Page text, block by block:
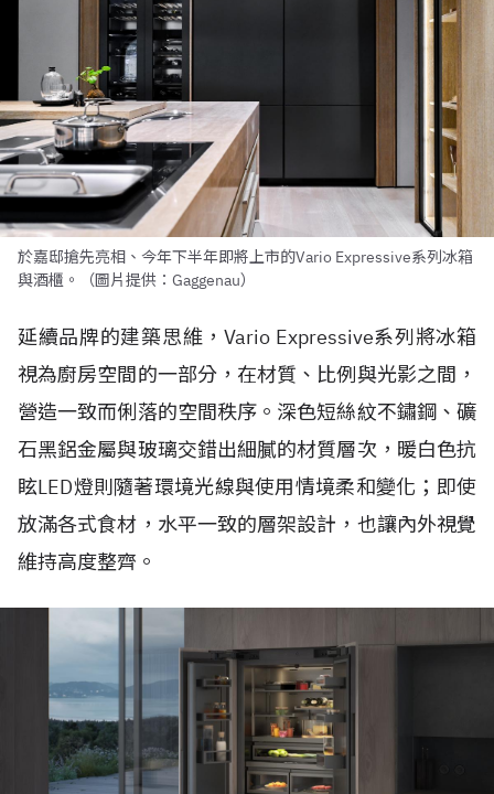
於嘉邸搶先亮相、今年下半年即將上市的Vario Expressive系列冰箱
與酒櫃。（圖片提供：Gaggenau）
延續品牌的建築思維，Vario Expressive系列將冰箱
視為廚房空間的一部分，在材質、比例與光影之間，
營造一致而俐落的空間秩序。深色短絲紋不鏽鋼、礦
石黑鋁金屬與玻璃交錯出細膩的材質層次，暖白色抗
眩LED燈則隨著環境光線與使用情境柔和變化；即使
放滿各式食材，水平一致的層架設計，也讓內外視覺
維持高度整齊。